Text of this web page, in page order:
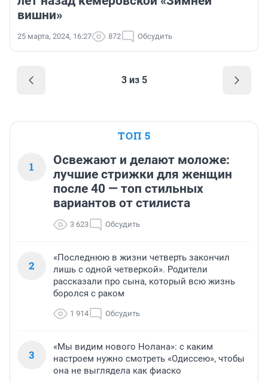
вишни»
25 марта, 2024, 16:27 872 Обсудить
3 из 5
ТОП 5
1
Освежают и делают моложе:
лучшие стрижки для женщин
после 40 — топ стильных
вариантов от стилиста
3 623 Обсудить
2
«Последнюю в жизни четверть закончил
лишь с одной четверкой». Родители
рассказали про сына, который всю жизнь
боролся с раком
1 914 Обсудить
3
«Мы видим нового Нолана»: с каким
настроем нужно смотреть «Одиссею», чтобы
она не выглядела как фиаско